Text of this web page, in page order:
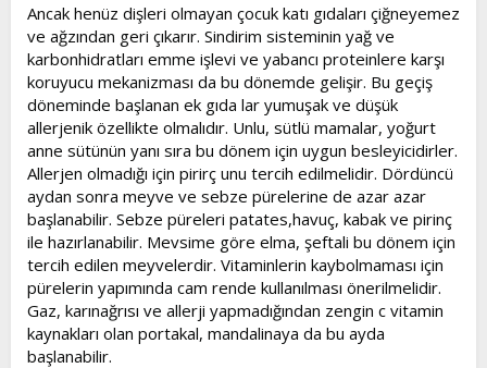
Ancak henüz dişleri olmayan çocuk katı gıdaları çiğneyemez
ve ağzından geri çıkarır. Sindirim sisteminin yağ ve
karbonhidratları emme işlevi ve yabancı proteinlere karşı
koruyucu mekanizması da bu dönemde gelişir. Bu geçiş
döneminde başlanan ek gıda lar yumuşak ve düşük
allerjenik özellikte olmalıdır. Unlu, sütlü mamalar, yoğurt
anne sütünün yanı sıra bu dönem için uygun besleyicidirler.
Allerjen olmadığı için pirirç unu tercih edilmelidir. Dördüncü
aydan sonra meyve ve sebze pürelerine de azar azar
başlanabilir. Sebze püreleri patates,havuç, kabak ve pirinç
ile hazırlanabilir. Mevsime göre elma, şeftali bu dönem için
tercih edilen meyvelerdir. Vitaminlerin kaybolmaması için
pürelerin yapımında cam rende kullanılması önerilmelidir.
Gaz, karınağrısı ve allerji yapmadığından zengin c vitamin
kaynakları olan portakal, mandalinaya da bu ayda
başlanabilir.